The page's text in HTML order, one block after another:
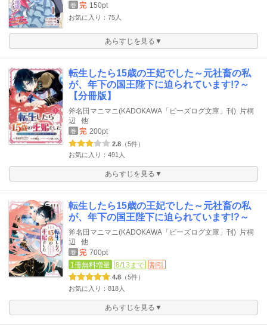
巻 完 150pt
お気に入り：75人
あらすじを見る▼
転生したら15歳の王妃でした～元社畜の私
が、年下の国王陛下に迫られています!?～
【分冊版】
斧名田マニマニ(KADOKAWA「ビーズログ文庫」刊) 片桐
辺
他
巻 完 200pt
2.8 （5件）
お気に入り：491人
あらすじを見る▼
転生したら15歳の王妃でした～元社畜の私
が、年下の国王陛下に迫られています!?～
斧名田マニマニ(KADOKAWA「ビーズログ文庫」刊) 片桐
辺
他
巻 完 700pt
1冊無料増量
8/13まで 割引
4.8 （5件）
お気に入り：818人
あらすじを見る▼